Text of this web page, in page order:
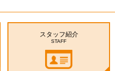
スタッフ紹介
STAFF